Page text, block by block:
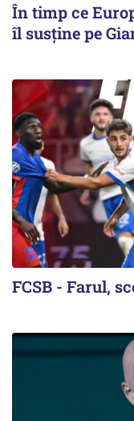
În timp ce
îl susține pe
FCSB - Farul,